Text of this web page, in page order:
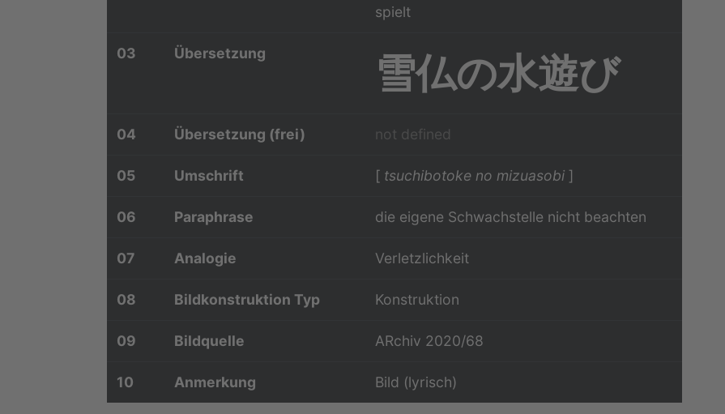
spielt
03 Übersetzung 雪仏の水遊び
04 Übersetzung (frei) not defined
05 Umschrift [ tsuchibotoke no mizuasobi ]
06 Paraphrase die eigene Schwachstelle nicht beachten
07 Analogie Verletzlichkeit
08 Bildkonstruktion Typ Konstruktion
09 Bildquelle ARchiv 2020/68
10 Anmerkung Bild (lyrisch)